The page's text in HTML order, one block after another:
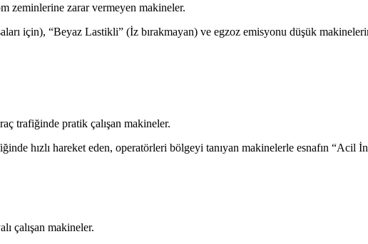
zeminlerine zarar vermeyen makineler.
için), “Beyaz Lastikli” (İz bırakmayan) ve egzoz emisyonu düşük
trafiğinde pratik çalışan makineler.
hızlı hareket eden, operatörleri bölgeyi tanıyan makinelerle esnafın “Acil
çalışan makineler.